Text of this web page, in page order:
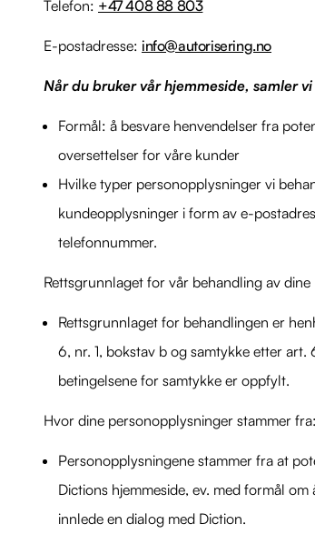
Telefon: +47 408 88 803
E-postadresse: info@autorisering.no
Når du bruker vår hjemmeside, samler
Formål: å besvare henvendelser fra
oversettelser for våre kunder
Hvilke typer personopplysninger vi
kundeopplysninger i form av e-
telefonnummer.
Rettsgrunnlaget for vår behandling av
Rettsgrunnlaget for behandlingen er
6, nr. 1, bokstav b og samtykke etter art.
betingelsene for samtykke er oppfylt.
Hvor dine personopplysninger stammer fra:
Personopplysningene stammer fra at
Dictions hjemmeside, ev. med formål
innlede en dialog med Diction.